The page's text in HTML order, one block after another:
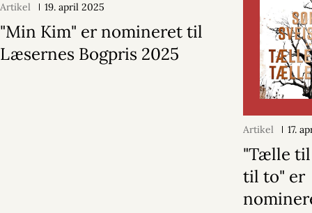
Artikel 19. april 2025
"Min Kim" er nomineret til
Læsernes Bogpris 2025
Artikel 17.
"Tælle
til to" er